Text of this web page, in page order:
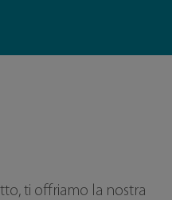
ti offriamo la nostra